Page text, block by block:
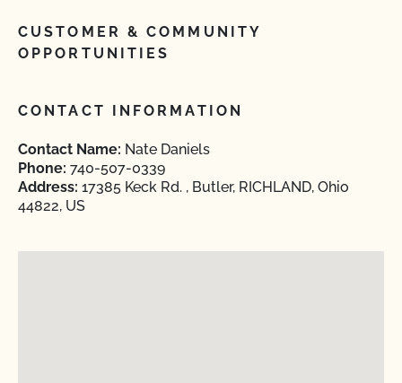
CUSTOMER & COMMUNITY
OPPORTUNITIES
CONTACT INFORMATION
Contact Name: Nate Daniels
Phone: 740-507-0339
Address: 17385 Keck Rd. , Butler, RICHLAND, Ohio
44822, US